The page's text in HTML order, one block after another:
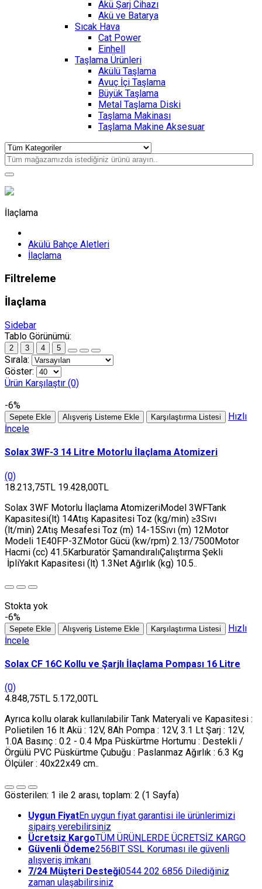
Akü Şarj Cihazı
Akü ve Batarya
Sıcak Hava
Cat Power
Einhell
Taşlama Ürünleri
Akülü Taşlama
Avuç İçi Taşlama
Büyük Taşlama
Metal Taşlama Diski
Taşlama Makinası
Taşlama Makine Aksesuar
İlaçlama
Akülü Bahçe Aletleri
İlaçlama
Filtreleme
İlaçlama
Sidebar
Tablo Görünümü:
2 3 4 5
Sırala:
Göster:
Ürün Karşılaştır (0)
-6%
Sepete Ekle Alışveriş Listeme Ekle Karşılaştırma Listesi
Hızlı
İncele
Solax 3WF-3 14 Litre Motorlu İlaçlama Atomizeri
(0)
18.213,75TL 19.428,00TL
Solax 3WF Motorlu İlaçlama AtomizeriModel 3WFTank
Kapasitesi(lt) 14Atış Kapasitesi Toz (kg/min) ≥3Sıvı
(lt/min) 2Atış Mesafesi Toz (m) 14-15Sıvı (m) 12Motor
Modeli 1E40FP-3ZMotor Gücü (kw/rpm) 2.13/7500Motor
Hacmi (cc) 41.5Karburatör ŞamandıralıÇalıştırma Şekli
İpliYakıt Kapasitesi (lt) 1.3Net Ağırlık (kg) 10.5..
Stokta yok
-6%
Sepete Ekle Alışveriş Listeme Ekle Karşılaştırma Listesi
Hızlı
İncele
Solax CF 16C Kollu ve Şarjlı İlaçlama Pompası 16 Litre
(0)
4.848,75TL 5.172,00TL
Ayrıca kollu olarak kullanılabilir Tank Materyali ve Kapasitesi :
Polietilen 16 lt Akü : 12V, 8Ah Pompa : 12V, 3.1 Lt Şarj : 12V,
1.0A Basınç : 0.2 - 0.4 Mpa Püskürtme Hortumu : Destekli /
Örgülü PVC Püskürtme Çubuğu : Paslanmaz Ağırlık : 6.3 Kg
Ölçüler : 40x22x49 cm..
Gösterilen: 1 ile 2 arası, toplam: 2 (1 Sayfa)
Uygun FiyatEn uygun fiyat garantisi ile ürünlerimizi
sipairş verebilirsiniz
Ücretsiz KargoTÜM ÜRÜNLERDE ÜCRETSİZ KARGO
Güvenli Ödeme256BIT SSL Koruması ile güvenli
alışveriş imkanı
7/24 Müşteri Desteği0544 202 6856 Dilediğiniz
zaman ulaşabilirsiniz